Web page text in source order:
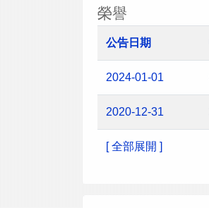
榮譽
公告日期
2024-01-01
2020-12-31
[ 全部展開 ]